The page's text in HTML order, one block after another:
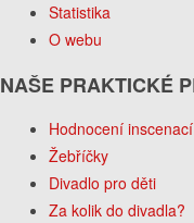
Statistika
O webu
NAŠE PRAKTICKÉ
Hodnocení inscenací
Žebříčky
Divadlo pro děti
Za kolik do divadla?